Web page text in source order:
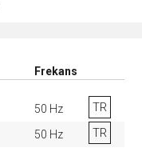
Frekans
50 Hz TR
50 Hz TR